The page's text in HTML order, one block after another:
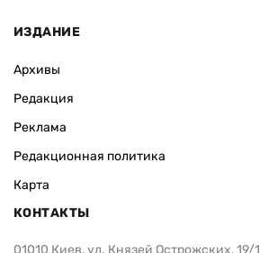
ИЗДАНИЕ
Архивы
Редакция
Реклама
Редакционная политика
Карта
КОНТАКТЫ
01010 Киев, ул. Князей Острожских, 19/1